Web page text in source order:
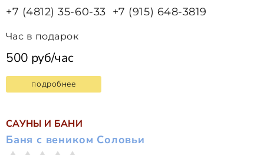
+7 (4812) 35-60-33 +7 (915) 648-3819
Час в подарок
500 руб/час
подробнее
САУНЫ И БАНИ
Баня с веником Соловьи